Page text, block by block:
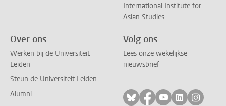
International Institute for
Asian Studies
Over ons
Werken bij de Universiteit
Leiden
Steun de Universiteit Leiden
Alumni
Volg ons
Lees onze wekelijkse
nieuwsbrief
Volg ons op bluesky
Volg ons op
Volg ons op
Volg ons
Volg